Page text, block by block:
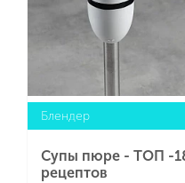
Блендер
Супы пюре - ТОП -
рецептов